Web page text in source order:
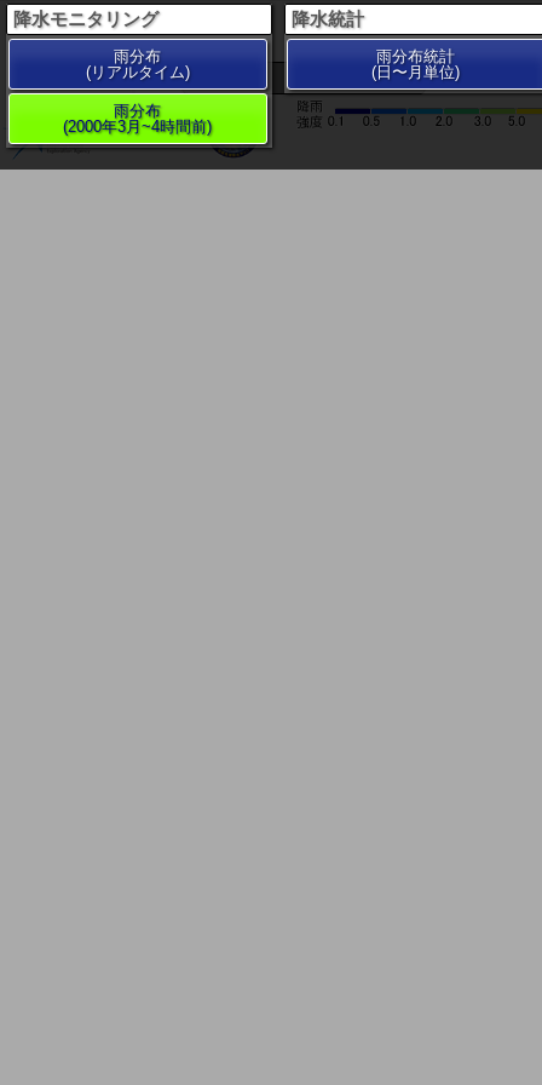
200 km
降水モニタリング
雨分布
(リアルタイム)
雨分布
(2000年3月~4時間前)
降水統計
雨分布統計
(日〜月単位)